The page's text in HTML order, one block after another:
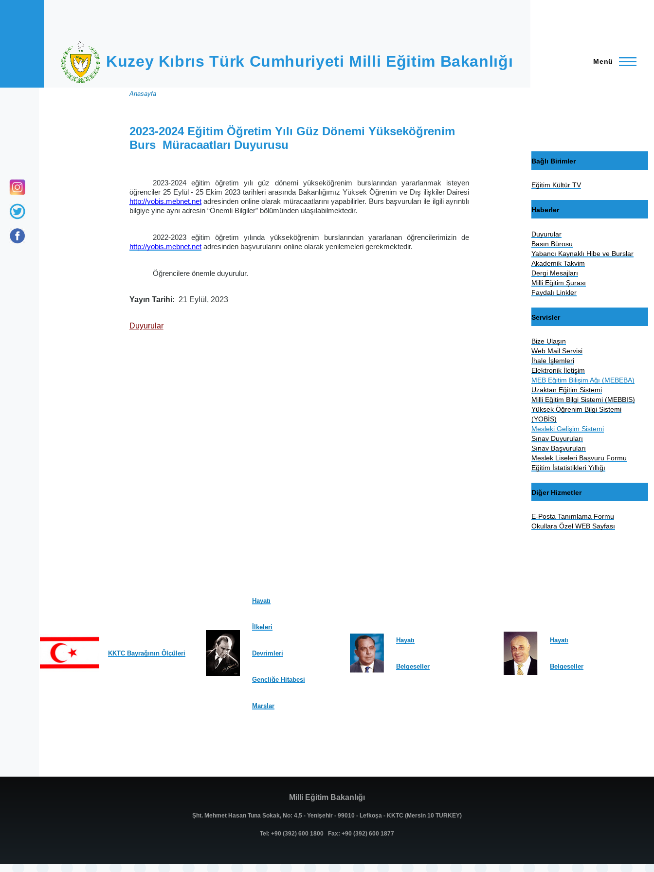
Kuzey Kıbrıs Türk Cumhuriyeti Milli Eğitim Bakanlığı Menü
Sayfa
yolu
Anasayfa
2023-2024 Eğitim Öğretim Yılı Güz Dönemi Yükseköğrenim
Burs Müracaatları Duyurusu
2023-2024 eğitim öğretim yılı güz dönemi yükseköğrenim burslarından yararlanmak isteyen
öğrenciler 25 Eylül - 25 Ekim 2023 tarihleri arasında Bakanlığımız Yüksek Öğrenim ve Dış ilişkiler Dairesi
http://yobis.mebnet.netadresinden online olarak müracaatlarını yapabilirler. Burs başvuruları ile ilgili ayrıntılı
bilgiye yine aynı adresin “Önemli Bilgiler” bölümünden ulaşılabilmektedir.
2022-2023 eğitim öğretim yılında yükseköğrenim burslarından yararlanan öğrencilerimizin de
http://yobis.mebnet.netadresinden başvurularını online olarak yenilemeleri gerekmektedir.
Öğrencilere önemle duyurulur.
Yayın Tarihi 21 Eylül, 2023
Duyurular
Bağlı Birimler
Eğitim Kültür TV
Haberler
Duyurular
Basın Bürosu
Yabancı Kaynaklı Hibe ve Burslar
Akademik Takvim
Dergi Mesajları
Milli Eğitim Şurası
Faydalı Linkler
Servisler
Bize Ulaşın
Web Mail Servisi
İhale İşlemleri
Elektronik İletişim
MEB Eğitim Bilişim Ağı (MEBEBA)
Uzaktan Eğitim Sistemi
Milli Eğitim Bilgi Sistemi (MEBBIS)
Yüksek Öğrenim Bilgi Sistemi
(YOBİS)
Mesleki Gelişim Sistemi
Sınav Duyuruları
Sınav Başvuruları
Meslek Liseleri Başvuru Formu
Eğitim İstatistikleri Yıllığı
Diğer Hizmetler
E-Posta Tanımlama Formu
Okullara Özel WEB Sayfası
KKTC Bayrağının Ölçüleri
Hayatı
İlkeleri
Devrimleri
Gençliğe Hitabesi
Marşlar
Hayatı
Belgeseller
Hayatı
Belgeseller
Milli Eğitim Bakanlığı
Şht. Mehmet Hasan Tuna Sokak, No: 4,5 - Yenişehir - 99010 - Lefkoşa - KKTC (Mersin 10 TURKEY)
Tel: +90 (392) 600 1800 Fax: +90 (392) 600 1877